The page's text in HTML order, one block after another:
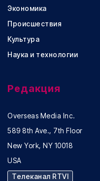
Экономика
Происшествия
Культура
Наука и технологии
Редакция
Overseas Media Inc.
589 8th Ave., 7th Floor
New York, NY 10018
USA
Телеканал RTVI